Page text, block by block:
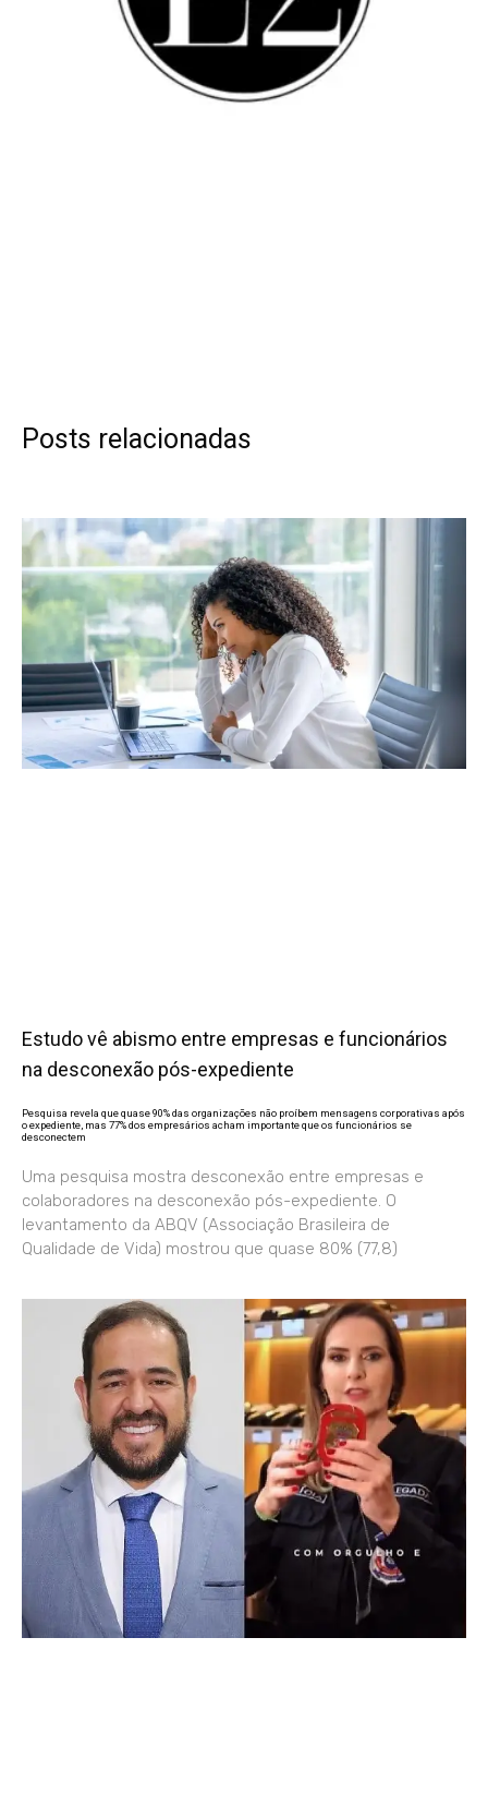
Posts relacionadas
Estudo vê abismo entre empresas e funcionários
na desconexão pós-expediente
Pesquisa revela que quase 90% das organizações não proíbem mensagens corporativas após
o expediente, mas 77% dos empresários acham importante que os funcionários se
desconectem
Uma pesquisa mostra desconexão entre empresas e
colaboradores na desconexão pós-expediente. O
levantamento da ABQV (Associação Brasileira de
Qualidade de Vida) mostrou que quase 80% (77,8)